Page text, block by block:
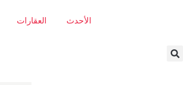
الأحدث العقارات